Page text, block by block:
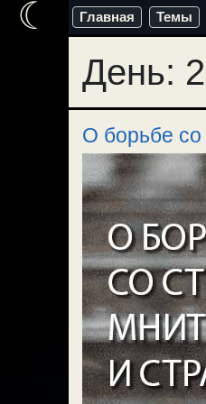
Перейти
содержимому
Главная Темы
День:
О борьбе со
☾